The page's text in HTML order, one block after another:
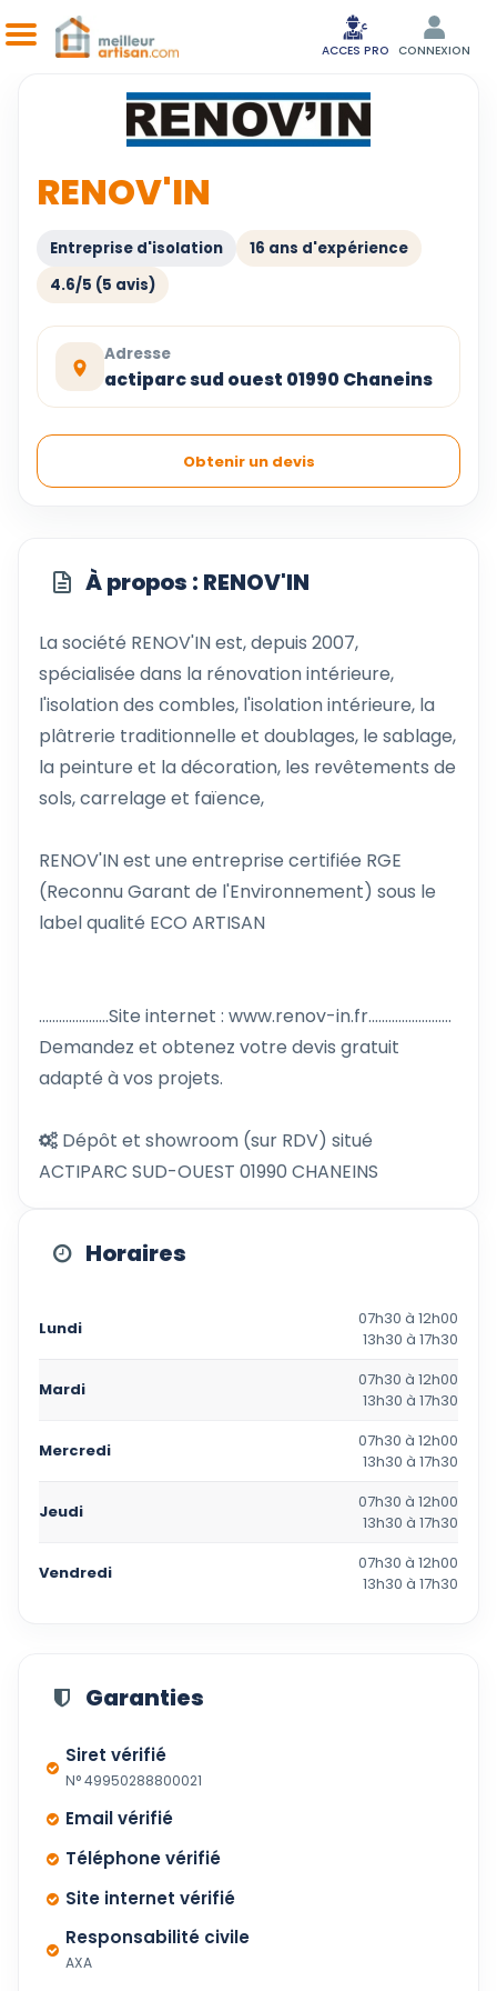
ACCES PRO CONNEXION
RENOV'IN
Entreprise d'isolation
16 ans d'expérience
4.6/5 (5 avis)
Adresse
actiparc sud ouest 01990 Chaneins
Obtenir un devis
À propos : RENOV'IN
La société RENOV'IN est, depuis 2007,
spécialisée dans la rénovation intérieure,
l'isolation des combles, l'isolation intérieure, la
plâtrerie traditionnelle et doublages, le sablage,
la peinture et la décoration, les revêtements de
sols, carrelage et faïence,
RENOV'IN est une entreprise certifiée RGE
(Reconnu Garant de l'Environnement) sous le
label qualité ECO ARTISAN
.....................Site internet : www.renov-in.fr.........................
Demandez et obtenez votre devis gratuit
adapté à vos projets.
Dépôt et showroom (sur RDV) situé
ACTIPARC SUD-OUEST 01990 CHANEINS
Horaires
Lundi
07h30 à 12h00
13h30 à 17h30
Mardi
07h30 à 12h00
13h30 à 17h30
Mercredi
07h30 à 12h00
13h30 à 17h30
Jeudi
07h30 à 12h00
13h30 à 17h30
Vendredi
07h30 à 12h00
13h30 à 17h30
Garanties
Siret vérifié
N° 49950288800021
Email vérifié
Téléphone vérifié
Site internet vérifié
Responsabilité civile
AXA